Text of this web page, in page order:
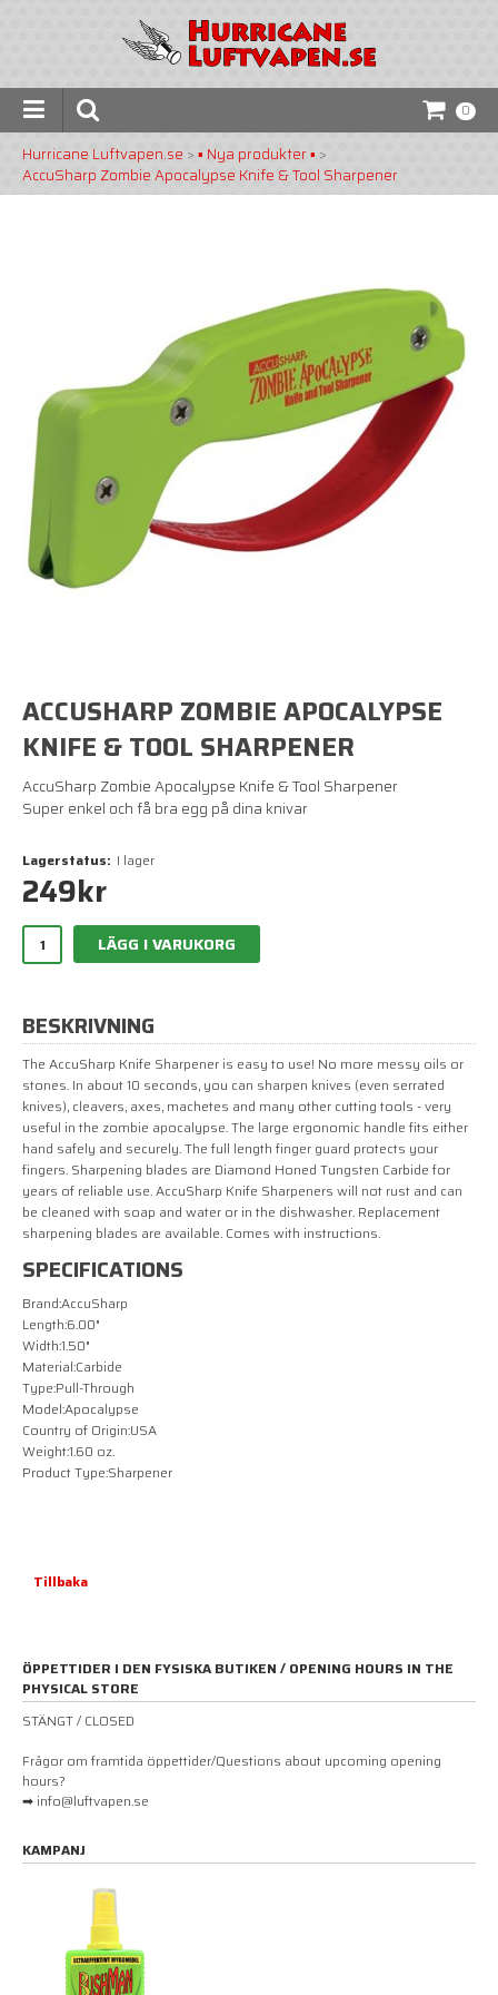
0
Hurricane Luftvapen.se >▪️ Nya produkter ▪️ >
AccuSharp Zombie Apocalypse Knife & Tool Sharpener
ACCUSHARP ZOMBIE APOCALYPSE
KNIFE & TOOL SHARPENER
AccuSharp Zombie Apocalypse Knife & Tool Sharpener
Super enkel och få bra egg på dina knivar
Lagerstatus: I lager
249kr
LÄGG I VARUKORG
BESKRIVNING
The AccuSharp Knife Sharpener is easy to use! No more messy oils or
stones. In about 10 seconds, you can sharpen knives (even serrated
knives), cleavers, axes, machetes and many other cutting tools - very
useful in the zombie apocalypse. The large ergonomic handle fits either
hand safely and securely. The full length finger guard protects your
fingers. Sharpening blades are Diamond Honed Tungsten Carbide for
years of reliable use. AccuSharp Knife Sharpeners will not rust and can
be cleaned with soap and water or in the dishwasher. Replacement
sharpening blades are available. Comes with instructions.
SPECIFICATIONS
Brand:AccuSharp
Length:6.00"
Width:1.50"
Material:Carbide
Type:Pull-Through
Model:Apocalypse
Country of Origin:USA
Weight:1.60 oz.
Product Type:Sharpener
Tillbaka
ÖPPETTIDER I DEN FYSISKA BUTIKEN / OPENING HOURS IN THE
PHYSICAL STORE
STÄNGT / CLOSED
Frågor om framtida öppettider/Questions about upcoming opening
hours?
➡ info@luftvapen.se
KAMPANJ